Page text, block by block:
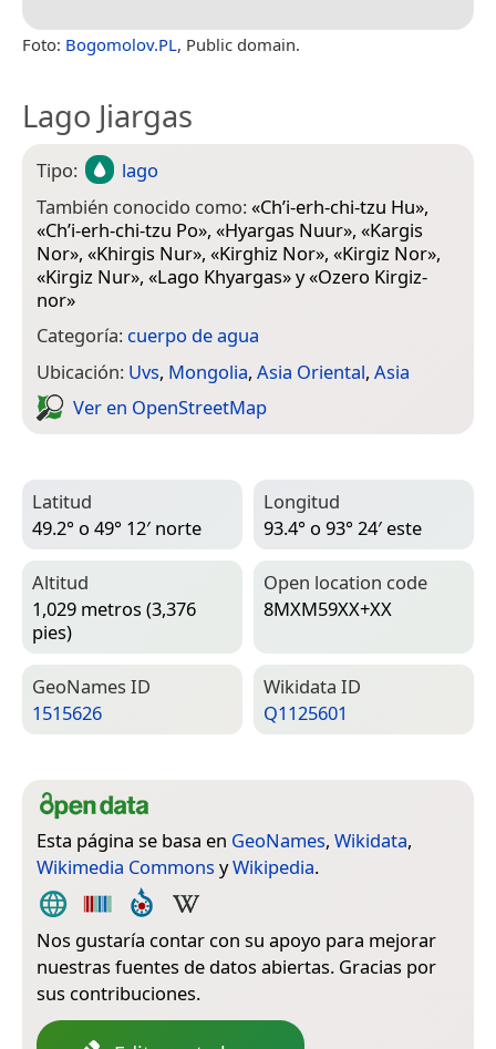
Foto: Bogomolov.PL, Public domain.
Lago Jiargas
Tipo:
lago
También conocido como:«Ch’i-erh-chi-tzu Hu»,
«Ch’i-erh-chi-tzu Po», «Hyargas Nuur», «Kargis
Nor», «Khirgis Nur», «Kirghiz Nor», «Kirgiz Nor»,
«Kirgiz Nur», «Lago Khyargas» y «Ozero Kirgiz-
nor»
Categoría: cuerpo de agua
Ubicación: Uvs, Mongolia, Asia Oriental, Asia
Ver en Open­Street­Map
Latitud
49.2° o 49° 12′ norte
Longitud
93.4° o 93° 24′ este
Altitud
1,029 metros (3,376
pies)
Open location code
8MXM59XX+XX
Geo­Names ID
1515626
Wiki­data ID
Q1125601
Esta página se basa en GeoNames, Wikidata,
Wikimedia Commons yWikipedia.
Nos gustaría contar con su apoyo para mejorar
nuestras fuentes de datos abiertas. Gracias por
sus contribuciones.